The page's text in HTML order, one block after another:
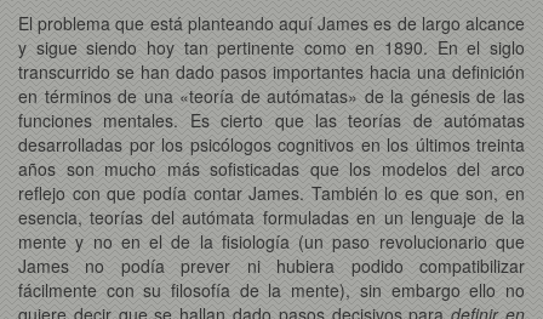
El problema que está planteando aquí James es de largo alcance
y sigue siendo hoy tan pertinente como en 1890. En el siglo
transcurrido se han dado pasos importantes hacia una definición
en términos de una «teoría de autómatas» de la génesis de las
funciones mentales. Es cierto que las teorías de autómatas
desarrolladas por los psicólogos cognitivos en los últimos treinta
años son mucho más sofisticadas que los modelos del arco
reflejo con que podía contar James. También lo es que son, en
esencia, teorías del autómata formuladas en un lenguaje de la
mente y no en el de la fisiología (un paso revolucionario que
James no podía prever ni hubiera podido compatibilizar
fácilmente con su filosofía de la mente), sin embargo ello no
quiere decir que se hallan dado pasos decisivos para definir en